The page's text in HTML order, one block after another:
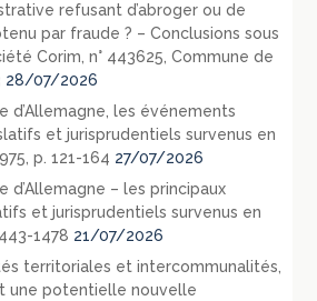
refusant d’abroger ou de
par fraude ? – Conclusions sous
Corim, n° 443625, Commune de
28/07/2026
d’Allemagne, les événements
et jurisprudentiels survenus en
p. 121-164 27/07/2026
d’Allemagne – les principaux
et jurisprudentiels survenus en
1478 21/07/2026
territoriales et intercommunalités,
une potentielle nouvelle